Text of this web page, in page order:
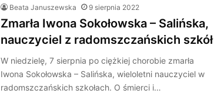
Beata Januszewska 9 sierpnia 2022
Zmarła Iwona Sokołowska – Salińska,
nauczyciel z radomszczańskich szkół
W niedzielę, 7 sierpnia po ciężkiej chorobie zmarła
Iwona Sokołowska – Salińska, wieloletni nauczyciel w
radomszczańskich szkołach. O śmierci i…